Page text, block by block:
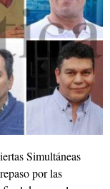
Simultáneas
por las